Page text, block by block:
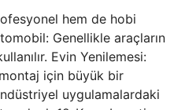
hem de hobi
Genellikle araçların
Evin Yenilemesi:
için büyük bir
uygulamalardaki